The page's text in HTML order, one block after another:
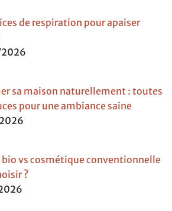
de respiration pour apaiser
sa maison naturellement : toutes
pour une ambiance saine
bio vs cosmétique conventionnelle
?